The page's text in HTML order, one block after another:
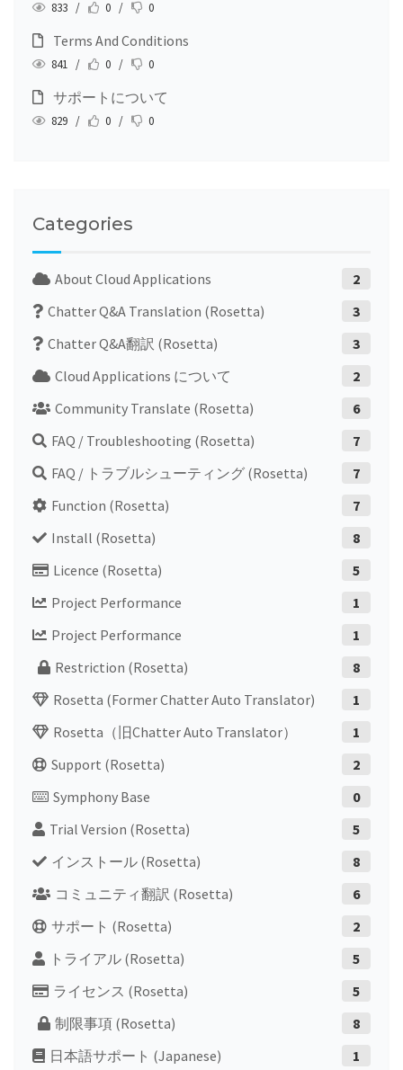
833 / 0 / 0
Terms And Conditions
841 / 0 / 0
サポートについて
829 / 0 / 0
Categories
About Cloud Applications
2
Chatter Q&A Translation (Rosetta)
3
Chatter Q&A翻訳 (Rosetta)
3
Cloud Applications について
2
Community Translate (Rosetta)
6
FAQ / Troubleshooting (Rosetta)
7
FAQ / トラブルシューティング (Rosetta)
7
Function (Rosetta)
7
Install (Rosetta)
8
Licence (Rosetta)
5
Project Performance
1
Project Performance
1
Restriction (Rosetta)
8
Rosetta (former Chatter Auto Translator)
1
Rosetta（旧Chatter Auto Translator）
1
Support (Rosetta)
2
Symphony Base
0
Trial Version (Rosetta)
5
インストール (Rosetta)
8
コミュニティ翻訳 (Rosetta)
6
サポート (Rosetta)
2
トライアル (Rosetta)
5
ライセンス (Rosetta)
5
制限事項 (Rosetta)
8
日本語サポート (Japanese)
1